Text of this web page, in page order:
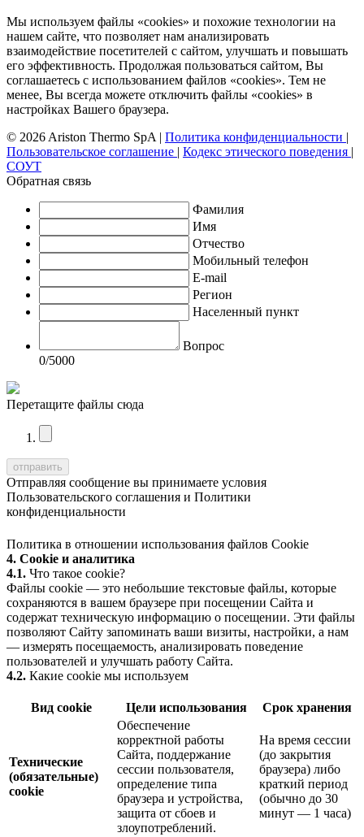
Мы используем файлы «cookies» и похожие технологии на
нашем сайте, что позволяет нам анализировать
взаимодействие посетителей с сайтом, улучшать и повышать
его эффективность. Продолжая пользоваться сайтом, Вы
соглашаетесь с использованием файлов «cookies». Тем не
менее, Вы всегда можете отключить файлы «cookies» в
настройках Вашего браузера.
© 2026 Ariston Thermo SpA | Политика конфиденциальности |
Пользовательское соглашение | Кодекс этического поведения |
СОУТ
Обратная связь
Фамилия
Имя
Отчество
Мобильный телефон
E-mail
Регион
Населенный пункт
Вопрос
0/5000
Перетащите файлы сюда
Отправляя сообщение вы принимаете условия
Пользовательского соглашения и Политики
конфиденциальности
Политика в отношении использования файлов Cookie
4. Cookie и аналитика
4.1. Что такое cookie?
Файлы cookie — это небольшие текстовые файлы, которые
сохраняются в вашем браузере при посещении Сайта и
содержат техническую информацию о посещении. Эти файлы
позволяют Сайту запоминать ваши визиты, настройки, а нам
— измерять посещаемость, анализировать поведение
пользователей и улучшать работу Сайта.
4.2. Какие cookie мы используем
Вид cookie Цели использования Срок хранения
Технические
(обязательные)
cookie
Обеспечение
корректной работы
Сайта, поддержание
сессии пользователя,
определение типа
браузера и устройства,
защита от сбоев и
злоупотреблений.
На время сессии
(до закрытия
браузера) либо
краткий период
(обычно до 30
минут — 1 часа)